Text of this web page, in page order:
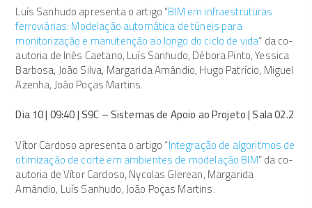
Luís Sanhudo apresenta o artigo “BIM em infraestruturas
ferroviárias: Modelação automática de túneis para
monitorização e manutenção ao longo do ciclo de vida” da co-
autoria de Inês Caetano, Luís Sanhudo, Débora Pinto, Yessica
Barbosa, João Silva, Margarida Amândio, Hugo Patrício, Miguel
Azenha, João Poças Martins.
Dia 10 | 09:40 | S9C – Sistemas de Apoio ao Projeto | Sala 02.2
Vítor Cardoso apresenta o artigo “Integração de algoritmos de
otimização de corte em ambientes de modelação BIM” da co-
autoria de Vítor Cardoso, Nycolas Glerean, Margarida
Amândio, Luís Sanhudo, João Poças Martins.